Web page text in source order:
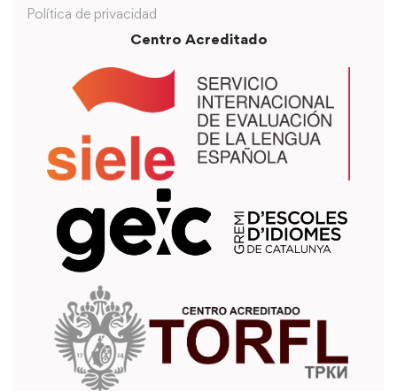
Política de privacidad
Centro Acreditado